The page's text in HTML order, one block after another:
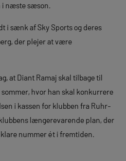
i næste sæson.
i sænk af Sky Sports og deres
der plejer at være
at Diant Ramaj skal tilbage til
hvor han skal konkurrere
i kassen for klubben fra Ruhr-
længerevarende plan, der
nummer ét i fremtiden.